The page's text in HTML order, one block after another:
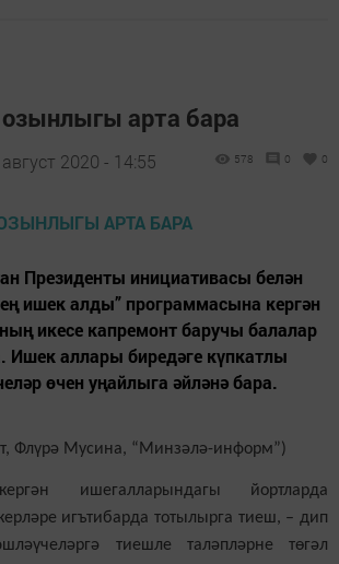
арта бара
2020 - 14:55 578 0 0
Президенты инициативасы белән
ишек алды” программасына кергән
икесе капремонт баручы балалар
Ишек аллары биредәге күпкатлы
өчен уңайлыга әйләнә бара.
Флүрә Мусина, “Минзәлә-информ”)
ишегалларындагы йортларда
игътибарда тотылырга тиеш, – дип
тиешле таләпләрне төгәл